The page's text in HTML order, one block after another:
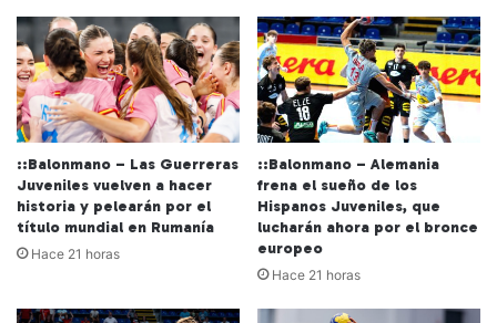
::Balonmano – Las Guerreras
Juveniles vuelven a hacer
historia y pelearán por el
título mundial en Rumanía
Hace 21 horas
::Balonmano – Alemania
frena el sueño de los
Hispanos Juveniles, que
lucharán ahora por el bronce
europeo
Hace 21 horas